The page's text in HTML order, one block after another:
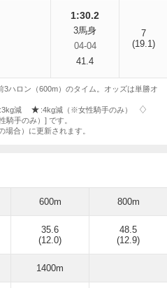
1:30.2
3馬身
04-04
41.4
7
(19.1)
ハロン（600m）のタイム。オッズは単勝オ
:3kg減
:4kg減（※女性騎手のみ）
手のみ）] です。
合）に更新されます。
600m 800m
35.6
(12.0)
48.5
(12.9)
1400m